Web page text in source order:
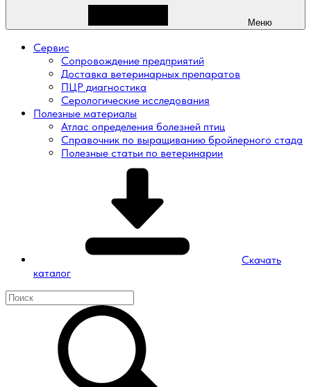
Меню
Сервис
Сопровождение предприятий
Доставка ветеринарных препаратов
ПЦР диагностика
Серологические исследования
Полезные материалы
Атлас определения болезней птиц
Справочник по выращиванию бройлерного стада
Полезные статьи по ветеринарии
Скачать
каталог